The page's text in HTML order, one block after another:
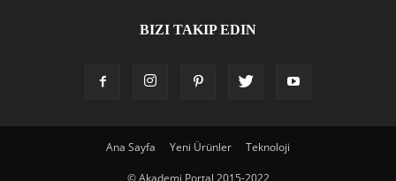
BIZI TAKIP EDIN
Ana Sayfa Yeni Ürünler Teknoloji